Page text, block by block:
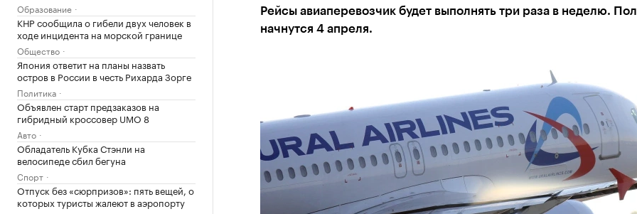
Образование
КНР сообщила о гибели двух человек в
ходе инцидента на морской границе
Общество
Япония ответит на планы назвать
остров в России в честь Рихарда Зорге
Политика
Объявлен старт предзаказов на
гибридный кроссовер UMO 8
Авто
Обладатель Кубка Стэнли на
велосипеде сбил бегуна
Спорт
Отпуск без «сюрпризов»: пять вещей, о
которых туристы жалеют в аэропорту
Рейсы авиаперевозчик будет выполнять три раза в неделю.
начнутся 4 апреля.